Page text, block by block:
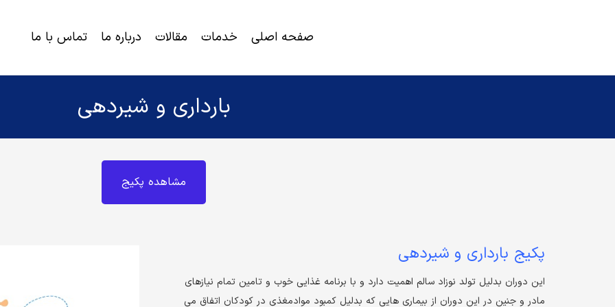
صفحه اصلی خدمات مقالات درباره ما تماس با ما
بارداری و شیردهی
مشاهده پکیج
پکیج بارداری و شیردهی
این دوران بدلیل تولد نوزاد سالم اهمیت دارد و با برنامه غذایی خوب و تامین تمام نیازهای
مادر و جنین در این دوران از بیماری هایی که بدلیل کمبود موادمغذی در کودکان اتفاق می